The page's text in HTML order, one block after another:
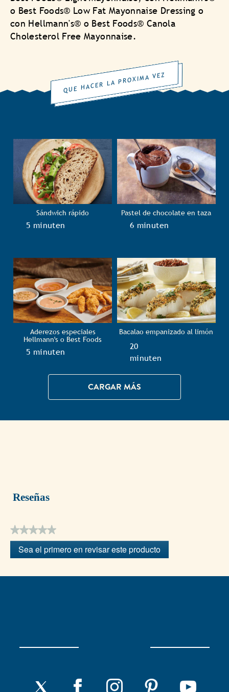
o Best Foods® Low Fat Mayonnaise Dressing o
con Hellmann's® o Best Foods® Canola
Cholesterol Free Mayonnaise.
QUE HACER LA PROXIMA VEZ
Sándwich rápido
TotalTime
5 minuten
Pastel de chocolate en taza
TotalTime
6 minuten
Aderezos especiales
Hellmann's o Best Foods
TotalTime
5 minuten
Bacalao empanizado al limón
TotalTime
20
minuten
CARGAR MÁS
Reseñas
★★★★★
Sin
puntuación
Sea el primero en revisar este producto
.
esta